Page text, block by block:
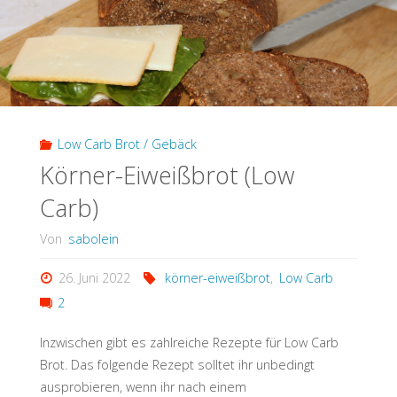
Low Carb Brot / Gebäck
Körner-Eiweißbrot (Low
Carb)
Von sabolein
26. Juni 2022 körner-eiweißbrot, Low Carb
2
Inzwischen gibt es zahlreiche Rezepte für Low Carb
Brot. Das folgende Rezept solltet ihr unbedingt
ausprobieren, wenn ihr nach einem